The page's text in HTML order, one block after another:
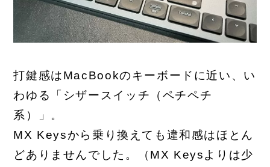
打鍵感はMacBookのキーボードに近い、い
わゆる「シザースイッチ（ペチペチ
系）」。
MX Keysから乗り換えても違和感はほとん
どありませんでした。（MX Keysよりは少